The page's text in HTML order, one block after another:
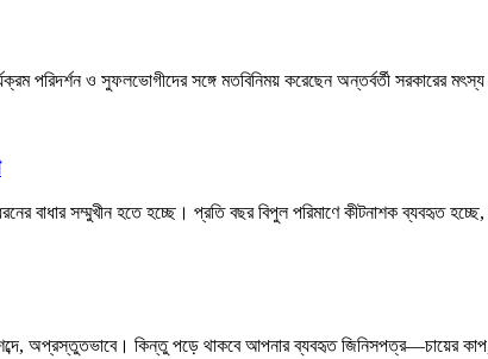
পরিদর্শন ও সুফলভোগীদের সঙ্গে মতবিনিময় করেছেন অন্তর্বর্তী
বাধার সম্মুখীন হতে হচ্ছে। প্রতি বছর বিপুল পরিমাণে কীটনাশক ব্যবহৃত
অপ্রস্তুতভাবে। কিন্তু পড়ে থাকবে আপনার ব্যবহৃত জিনিসপত্র—চায়ের